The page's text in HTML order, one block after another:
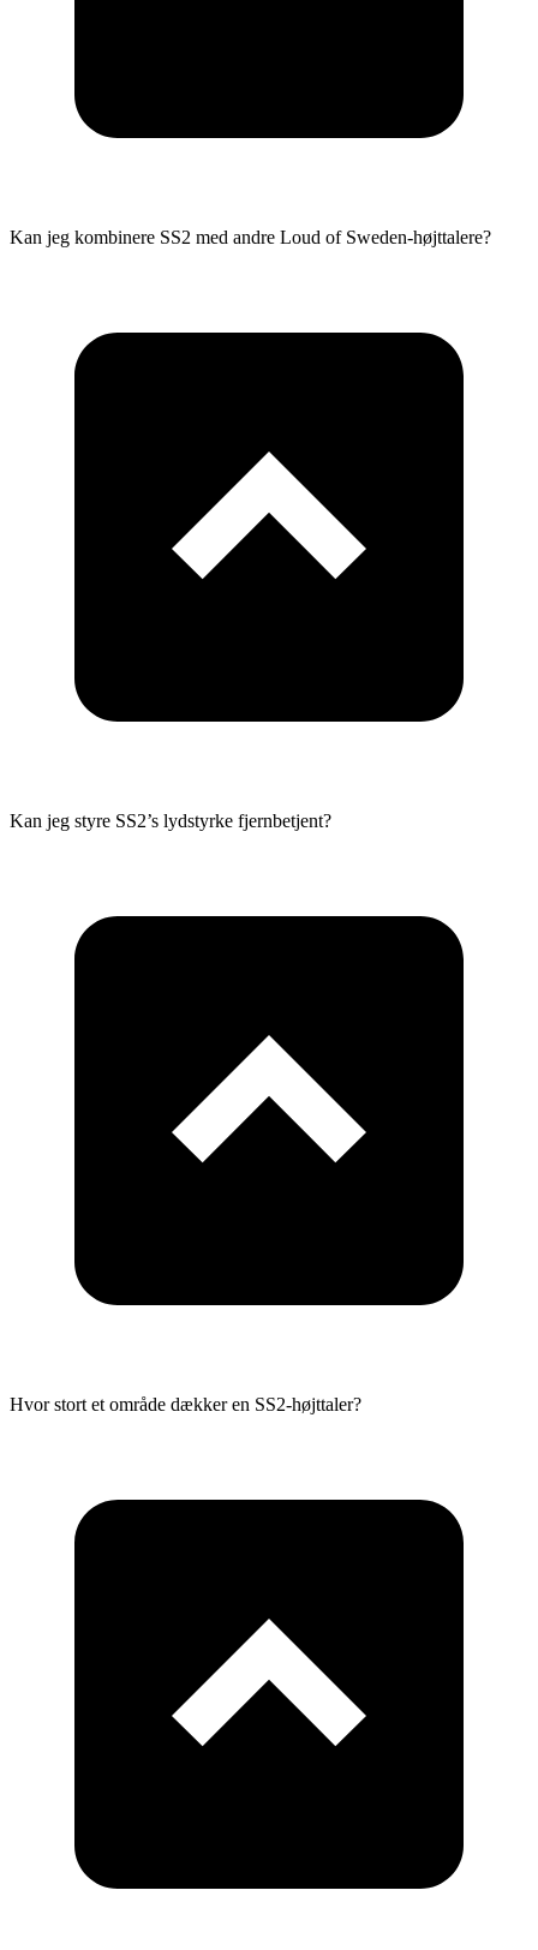
Kan jeg kombinere SS2 med andre Loud of Sweden-højttalere?
Kan jeg styre SS2’s lydstyrke fjernbetjent?
Hvor stort et område dækker en SS2-højttaler?